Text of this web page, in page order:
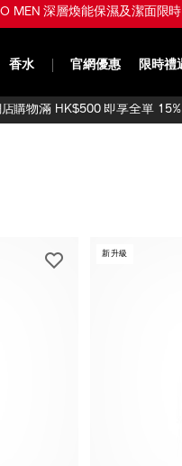
MEN 深層煥能保濕及潔面限
香水 官網優惠 限時禮
購物滿 HK$500 即享全單 15%
新升級